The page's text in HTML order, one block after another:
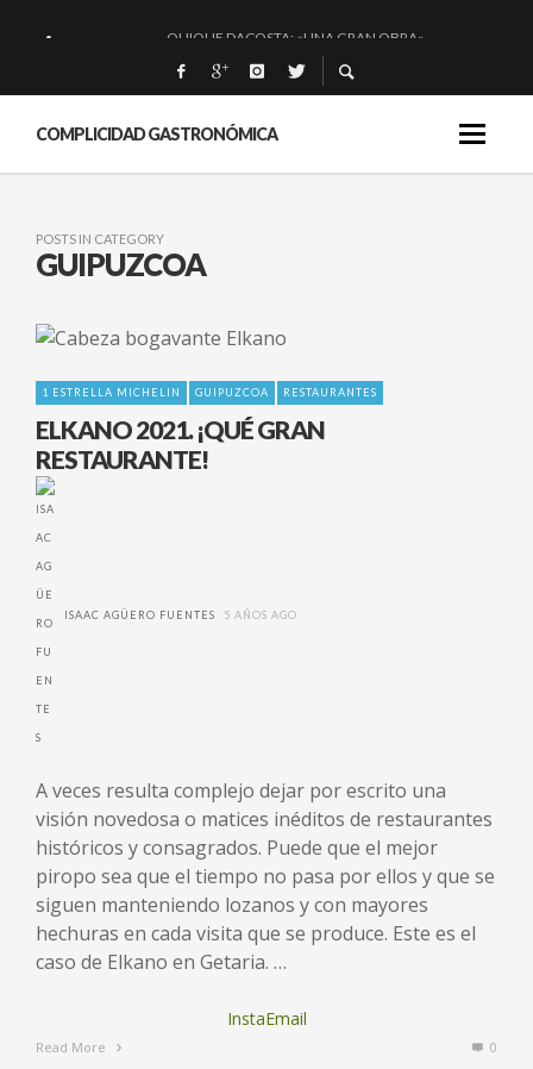
QUIQUE DACOSTA: «UNA GRAN OBRA»
EL BARUCO DE ANERO: MUCHO MÁS QUE UN BAR.
MONTIA: ESENCIAL Y BRILLANTE.
COMPLICIDAD GASTRONÓMICA
POSTS IN CATEGORY
GUIPUZCOA
1 ESTRELLA MICHELIN GUIPUZCOA RESTAURANTES
ELKANO 2021. ¡QUÉ GRAN
RESTAURANTE!
ISAAC AGÜERO FUENTES 5 AÑOS AGO
A veces resulta complejo dejar por escrito una
visión novedosa o matices inéditos de restaurantes
históricos y consagrados. Puede que el mejor
piropo sea que el tiempo no pasa por ellos y que se
siguen manteniendo lozanos y con mayores
hechuras en cada visita que se produce. Este es el
caso de Elkano en Getaria. …
InstaEmail
Read More 0